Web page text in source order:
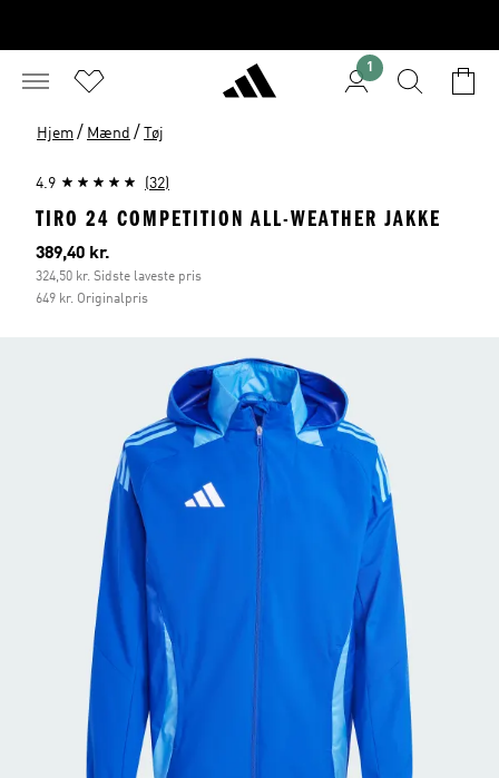
1
Hjem / Mænd / Tøj
4.9 (32)
TIRO 24 COMPETITION ALL-WEATHER JAKKE
Nuværende pris
389,40 kr.
324,50 kr. Sidste laveste pris
649 kr. Originalpris